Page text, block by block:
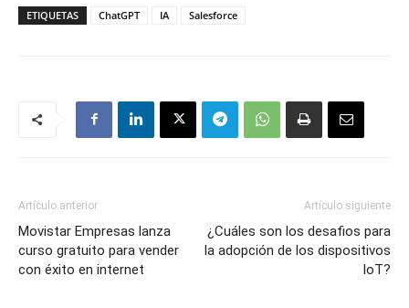
ETIQUETAS ChatGPT IA Salesforce
Artículo anterior
Movistar Empresas lanza
curso gratuito para vender
con éxito en internet
Artículo siguiente
¿Cuáles son los desafios para
la adopción de los dispositivos
IoT?